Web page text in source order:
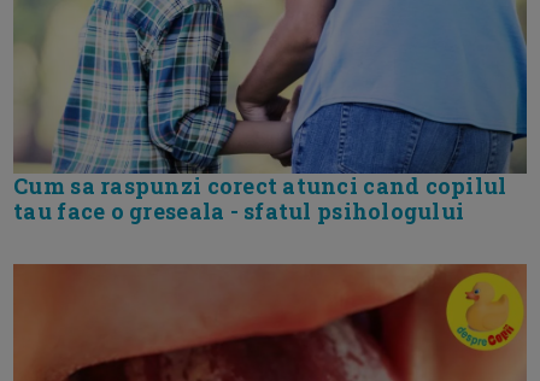
Cum sa raspunzi corect atunci cand copilul
tau face o greseala - sfatul psihologului